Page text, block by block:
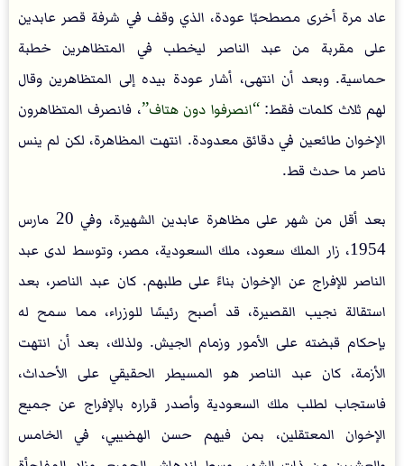
عاد مرة أخرى مصطحبًا عودة، الذي وقف في شرفة قصر عابدين
على مقربة من عبد الناصر ليخطب في المتظاهرين خطبة
حماسية. وبعد أن انتهى، أشار عودة بيده إلى المتظاهرين وقال
لهم ثلاث كلمات فقط: انصرفوا دون هتاف ، فانصرف المتظاهرون
الإخوان طائعين في دقائق معدودة. انتهت المظاهرة، لكن لم ينس
ناصر ما حدث قط.
بعد أقل من شهر على مظاهرة عابدين الشهيرة، وفي 20 مارس
1954، زار الملك سعود، ملك السعودية، مصر، وتوسط لدى عبد
الناصر للإفراج عن الإخوان بناءً على طلبهم. كان عبد الناصر، بعد
استقالة نجيب القصيرة، قد أصبح رئيسًا للوزراء، مما سمح له
بإحكام قبضته على الأمور وزمام الجيش. ولذلك، بعد أن انتهت
الأزمة، كان عبد الناصر هو المسيطر الحقيقي على الأحداث،
فاستجاب لطلب ملك السعودية وأصدر قراره بالإفراج عن جميع
الإخوان المعتقلين، بمن فيهم حسن الهضيبي، في الخامس